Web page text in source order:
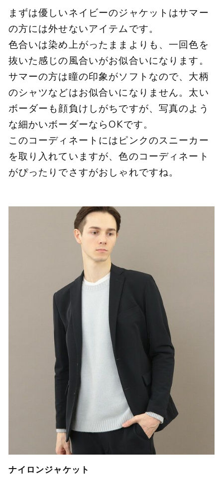
まずは優しいネイビーのジャケットはサマー
の方には外せないアイテムです。
色合いは染め上がったままよりも、一回色を
抜いた感じの風合いがお似合いになります。
サマーの方は瞳の印象がソフトなので、大柄
のシャツなどはお似合いになりません。太い
ボーダーも顔負けしがちですが、写真のよう
な細かいボーダーならOKです。
このコーディネートにはピンクのスニーカー
を取り入れていますが、色のコーディネート
がぴったりでさすがおしゃれですね。
ナイロンジャケット